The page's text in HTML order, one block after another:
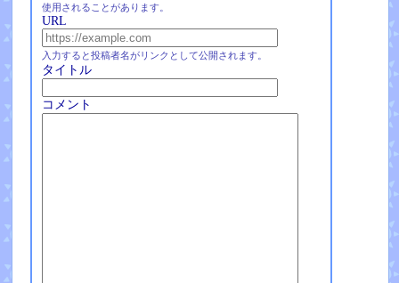
使用されることがあります。
URL
入力すると投稿者名がリンクとして公開されます。
タイトル
コメント